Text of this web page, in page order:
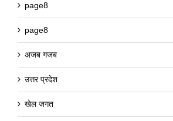
page8
page8
अजब गजब
उत्तर प्रदेश
खेल जगत